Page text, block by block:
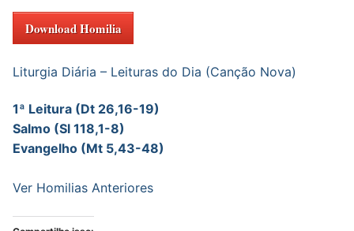
áudio
Download Homilia
Liturgia Diária – Leituras do Dia (Canção Nova)
1ª Leitura (Dt 26,16-19)
Salmo (Sl 118,1-8)
Evangelho (Mt 5,43-48)
Ver Homilias Anteriores